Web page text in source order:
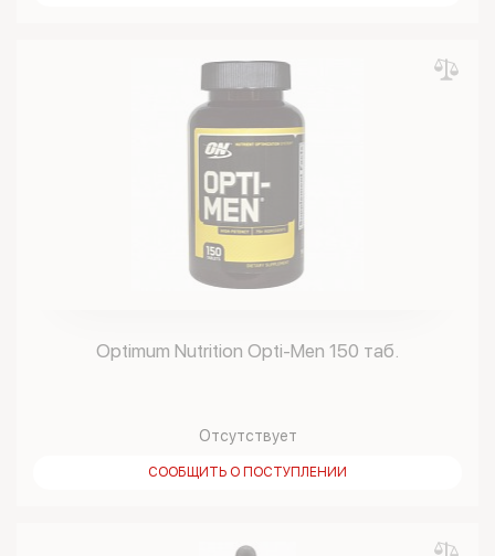
Optimum Nutrition Opti-Men 150 таб.
Отсутствует
СООБЩИТЬ О ПОСТУПЛЕНИИ